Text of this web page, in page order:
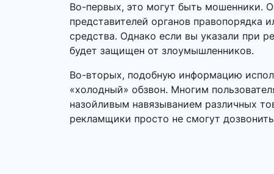
Во-первых, это могут быть мошенники.
представителей органов
средства. Однако если вы указали при
будет защищен от злоумышленников.
Во-вторых, подобную информацию
«холодный» обзвон. Многим
назойливым навязыванием различных
рекламщики просто не смогут